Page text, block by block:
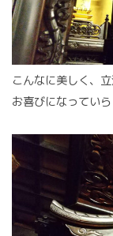
こんなに美しく、
お喜びになってい